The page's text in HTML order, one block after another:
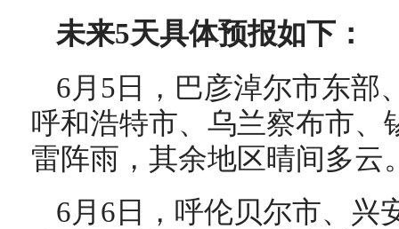
未来5天具体预报如下：
6月5日，巴彦淖尔市东部
呼和浩特市、乌兰察布市、
雷阵雨，其余地区晴间多云
6月6日，呼伦贝尔市、兴